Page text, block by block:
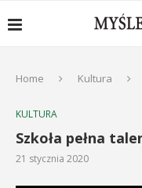
Home Kultura
KULTURA
Szkoła pełna
21 stycznia 2020